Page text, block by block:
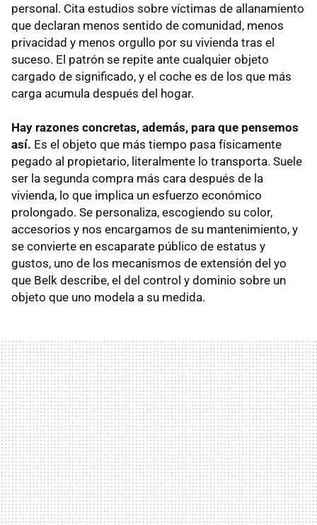
personal. Cita estudios sobre víctimas de allanamiento
que declaran menos sentido de comunidad, menos
privacidad y menos orgullo por su vivienda tras el
suceso. El patrón se repite ante cualquier objeto
cargado de significado, y el coche es de los que más
carga acumula después del hogar.
Hay razones concretas, además, para que pensemos
así. Es el objeto que más tiempo pasa físicamente
pegado al propietario, literalmente lo transporta. Suele
ser la segunda compra más cara después de la
vivienda, lo que implica un esfuerzo económico
prolongado. Se personaliza, escogiendo su color,
accesorios y nos encargamos de su mantenimiento, y
se convierte en escaparate público de estatus y
gustos, uno de los mecanismos de extensión del yo
que Belk describe, el del control y dominio sobre un
objeto que uno modela a su medida.